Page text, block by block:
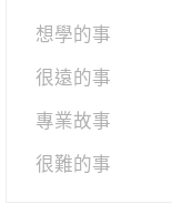
想學的事
很遠的事
專業故事
很難的事